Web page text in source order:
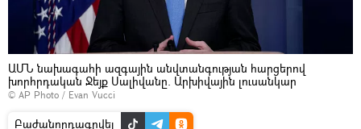
ԱՄՆ նախագահի ազգային անվտանգության հարցերով
խորհրդական Ջեյք Սալիվանը. Արխիվային լուսանկար
© AP Photo / Evan Vucci
Բաժանորդագրվել